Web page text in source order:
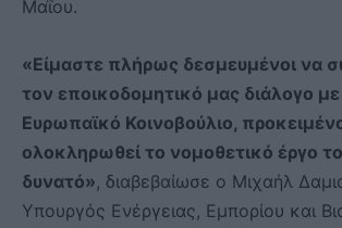
Μαΐου.
«Είμαστε πλήρως δεσμευμένοι να
τον εποικοδομητικό μας διάλογο
Ευρωπαϊκό Κοινοβούλιο,
ολοκληρωθεί το νομοθετικό έργο
δυνατό», διαβεβαίωσε ο Μιχαήλ
Υπουργός Ενέργειας, Εμπορίου και